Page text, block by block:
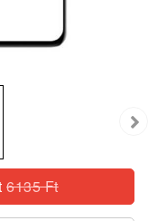
6135 Ft